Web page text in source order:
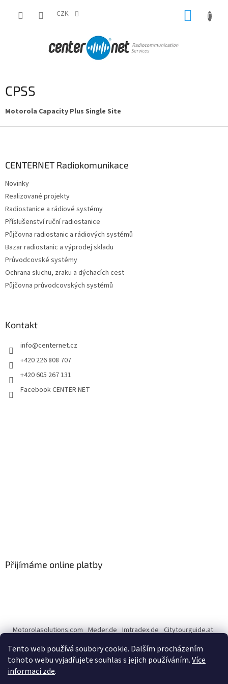
Tento web používá soubory cookie. Dalším procházením
tohoto webu vyjadřujete souhlas s jejich používáním.Více
informací zde.
CZK
CPSS
Motorola Capacity Plus Single Site
CENTERNET Radiokomunikace
Novinky
Realizované projekty
Radiostanice a rádiové systémy
Příslušenství ruční radiostanice
Půjčovna radiostanic a rádiových systémů
Bazar radiostanic a výprodej skladu
Průvodcovské systémy
Ochrana sluchu, zraku a dýchacích cest
Půjčovna průvodcovských systémů
Kontakt
info@centernet.cz
+420 226 808 707
+420 605 267 131
Facebook CENTER NET
Přijímáme online platby
Motorolasolutions.com Meder.de Imtradex.de Citytourguide.at